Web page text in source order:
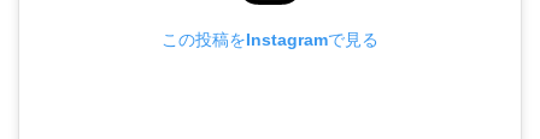
この投稿をInstagramで見る